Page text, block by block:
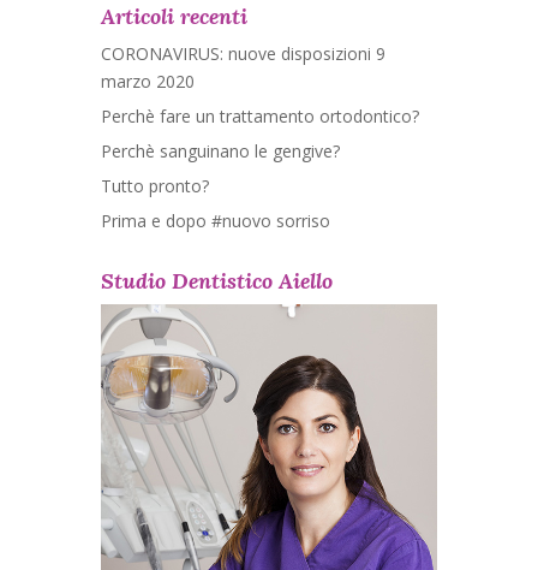
Articoli recenti
CORONAVIRUS: nuove disposizioni 9
marzo 2020
Perchè fare un trattamento ortodontico?
Perchè sanguinano le gengive?
Tutto pronto?
Prima e dopo #nuovo sorriso
Studio Dentistico Aiello